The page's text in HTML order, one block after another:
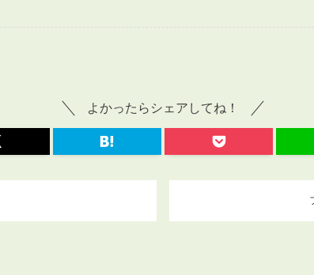
ださい。
日：水曜日）
よかったらシェアしてね！